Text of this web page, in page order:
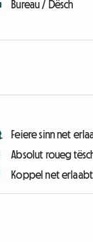
Bureau / Dësch
Feiere sinn net
Absolut roueg
Koppel net erlaabt